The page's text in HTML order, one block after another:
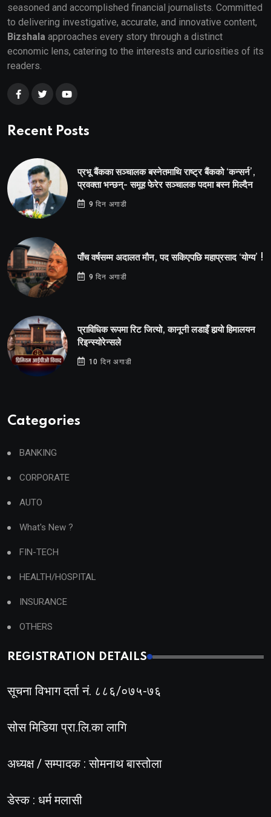
seasoned and accomplished financial journalists. Committed
to delivering investigative, accurate, and innovative content,
Bizshala approaches every story through a distinct
economic lens, catering to the interests and curiosities of its
readers.
Recent Posts
प्रभू बैंकका सञ्चालक बस्नेतमाथि राष्ट्र बैंकको ‘कन्सर्न’,
प्रवक्ता भन्छन्- समूह फेरेर सञ्चालक पदमा बस्न मिल्दैन
9 दिन अगाडी
पाँच वर्षसम्म अदालत मौन, पद सकिएपछि महाप्रसाद ‘योग्य’ !
9 दिन अगाडी
प्राविधिक रूपमा रिट जित्यो, कानूनी लडाइँ हार्‍यो हिमालयन
रिइन्स्योरेन्सले
10 दिन अगाडी
Categories
BANKING
CORPORATE
AUTO
What's New ?
FIN-TECH
HEALTH/HOSPITAL
INSURANCE
OTHERS
REGISTRATION DETAILS
सूचना विभाग दर्ता नं. ८८६/०७५-७६
सोस मिडिया प्रा.लि.का लागि
अध्यक्ष / सम्पादक : सोमनाथ बास्तोला
डेस्क : धर्म मलासी